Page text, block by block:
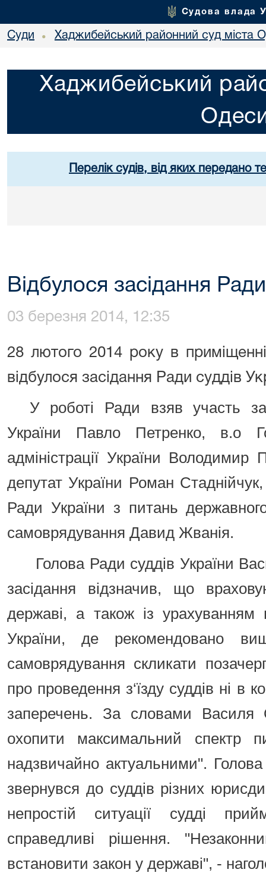
Судова влада
Суди • Хаджибейський районний суд міста
Хаджибейський
Перелік судів, від яких передано
Відбулося засідання
03 березня 2014, 12:35
28 лютого 2014 року в
відбулося засідання Ради суддів
У роботі Ради взяв участь
України Павло Петренко, в.о
адміністрації України
депутат України Роман
Ради України з питань
самоврядування Давид Жванія.
Голова Ради суддів України
засідання відзначив, що
державі, а також із урахуванням
України, де рекомендовано
самоврядування скликати
про проведення з‘їзду суддів ні в
заперечень. За словами Василя
охопити максимальний
надзвичайно актуальними".
звернувся до суддів різних
непростій ситуації судді
справедливі рішення.
встановити закон у державі", -